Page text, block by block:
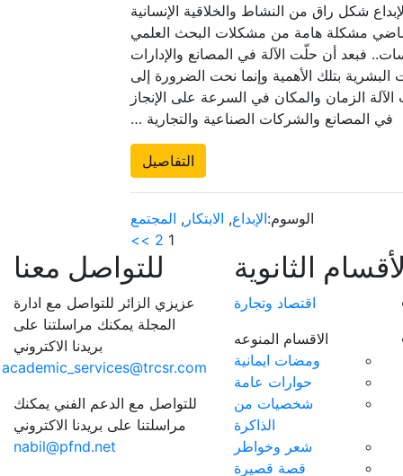
الـمبدعـــــة
في
المجتمع..
كيف
نكتشفها؟؟!
مغلقة
شكل راق من النشاط والخلاقية الإنسانية
مشكلة هامة من مشكلات البحث العلمي
فبعد أن حلّت الآلة في المصانع والإدارات
بتلك الأهمية وإنما نحت الضرورة إلى
الزمان والمكان في السرعة على الإنجاز
في المصانع والشركات الصناعية والتجارية …
التفاصيل
الوسوم:الإبداع, الابتكار , المجتمع
1
2
>>
الثانوية
اقتصاد وتجارة
الاقسام المنوعه
ومضات ايمانية
حوارات عامة
شخصيات من
الذاكرة
شعر وخواطر
قصة قصيرة
للتواصل معنا
عزيزي الزائر للتواصل مع ادارة
المجلة يمكنك مراسلتنا على
بريدنا الاكتروني
academic_services@trcsr.com
للتواصل مع الدعم الفني يمكنك
مراسلتنا على بريدنا الاكتروني
nabil@pfnd.net